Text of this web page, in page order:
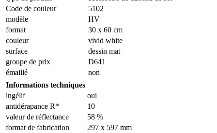
Code de couleur
5102
modèle
HV
format
30 x 60 cm
couleur
vivid white
surface
dessin mat
groupe de prix
D641
émaillé
non
Informations techniques
ingélif
oui
antidérapance R*
10
valeur de réflectance
58 %
format de fabrication
297 x 597 mm